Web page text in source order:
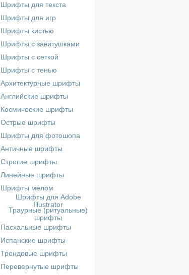
Шрифты для текста
Шрифты для игр
Шрифты кистью
Шрифты с завитушками
Шрифты с сеткой
Шрифты с тенью
Архитектурные шрифты
Английские шрифты
Космические шрифты
Острые шрифты
Шрифты для фотошопа
Античные шрифты
Строгие шрифты
Линейные шрифты
Шрифты мелом
Шрифты для Adobe
Illustrator
Траурные (ритуальные)
шрифты
Пасхальные шрифты
Испанские шрифты
Трендовые шрифты
Перевернутые шрифты